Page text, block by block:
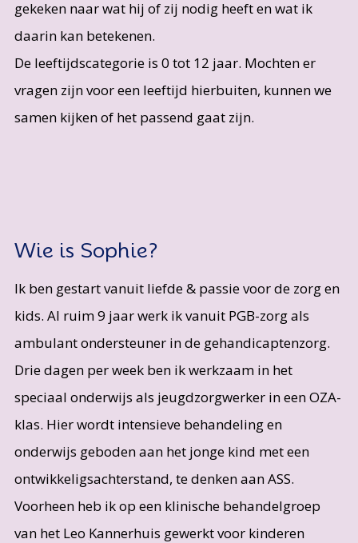
gekeken naar wat hij of zij nodig heeft en wat ik
daarin kan betekenen.
De leeftijdscategorie is 0 tot 12 jaar. Mochten er
vragen zijn voor een leeftijd hierbuiten, kunnen we
samen kijken of het passend gaat zijn.
Wie is Sophie?
Ik ben gestart vanuit liefde & passie voor de zorg en
kids. Al ruim 9 jaar werk ik vanuit PGB-zorg als
ambulant ondersteuner in de gehandicaptenzorg.
Drie dagen per week ben ik werkzaam in het
speciaal onderwijs als jeugdzorgwerker in een OZA-
klas. Hier wordt intensieve behandeling en
onderwijs geboden aan het jonge kind met een
ontwikkeligsachterstand, te denken aan ASS.
Voorheen heb ik op een klinische behandelgroep
van het Leo Kannerhuis gewerkt voor kinderen